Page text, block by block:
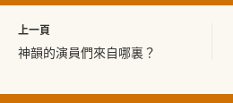
上一頁
神韻的演員們來自哪裏？